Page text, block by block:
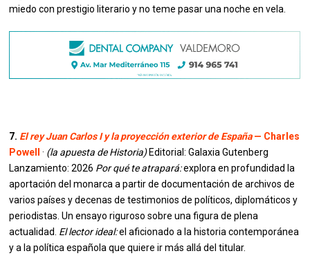
miedo con prestigio literario y no teme pasar una noche en vela.
7. El rey Juan Carlos I y la proyección exterior de España— Charles
Powell
· (la apuesta de Historia)Editorial: Galaxia Gutenberg
Lanzamiento: 2026 Por qué te atrapará:explora en profundidad la
aportación del monarca a partir de documentación de archivos de
varios países y decenas de testimonios de políticos, diplomáticos y
periodistas. Un ensayo riguroso sobre una figura de plena
actualidad. El lector ideal:el aficionado a la historia contemporánea
y a la política española que quiere ir más allá del titular.